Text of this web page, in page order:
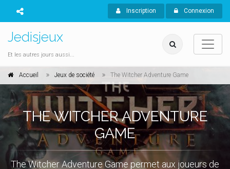
Inscription Connexion
Jedisjeux
Et les autres jours aussi...
Accueil Jeux de société The Witcher Adventure Game
THE WITCHER ADVENTURE
GAME
The Witcher Adventure Game permet aux joueurs de